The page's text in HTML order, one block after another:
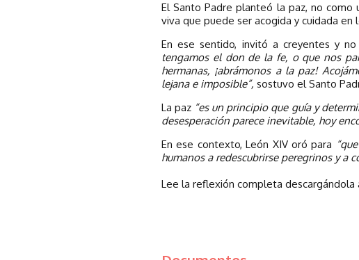
El Santo Padre planteó la paz, no como
viva que puede ser acogida y cuidada en
En ese sentido, invitó a creyentes y
tengamos el don de la fe, o que nos
hermanas, ¡abrámonos a la paz!
lejana e imposible”, sostuvo el Santo
La paz “es un principio que guía y
desesperación parece inevitable, hoy
En ese contexto, León XIV oró para
humanos a redescubrirse peregrinos y a
Lee la reflexión completa descargándola